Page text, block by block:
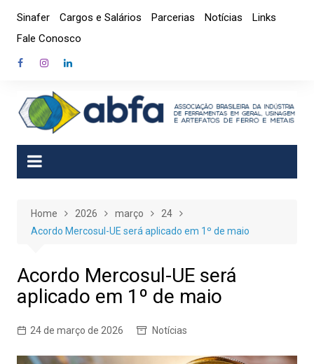
content
Sinafer Cargos e Salários Parcerias Notícias
Links
Fale Conosco
Home 2026 março
24
Acordo Mercosul-UE será aplicado em 1º de maio
Acordo Mercosul-UE será
aplicado em 1º de maio
24 de março de 2026 Notícias